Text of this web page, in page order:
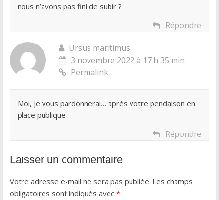
nous n’avons pas fini de subir ?
Répondre
Ursus maritimus
3 novembre 2022 à 17 h 35 min
Permalink
Moi, je vous pardonnerai… après votre pendaison en
place publique!
Répondre
Laisser un commentaire
Votre adresse e-mail ne sera pas publiée. Les champs
obligatoires sont indiqués avec *